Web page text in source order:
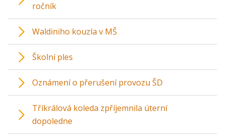
ročník
Waldiniho kouzla v MŠ
Školní ples
Oznámení o přerušení provozu ŠD
Tříkrálová koleda zpříjemnila úterní
dopoledne